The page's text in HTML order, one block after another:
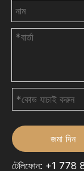
জমা দিন
টেলিফোন: +1